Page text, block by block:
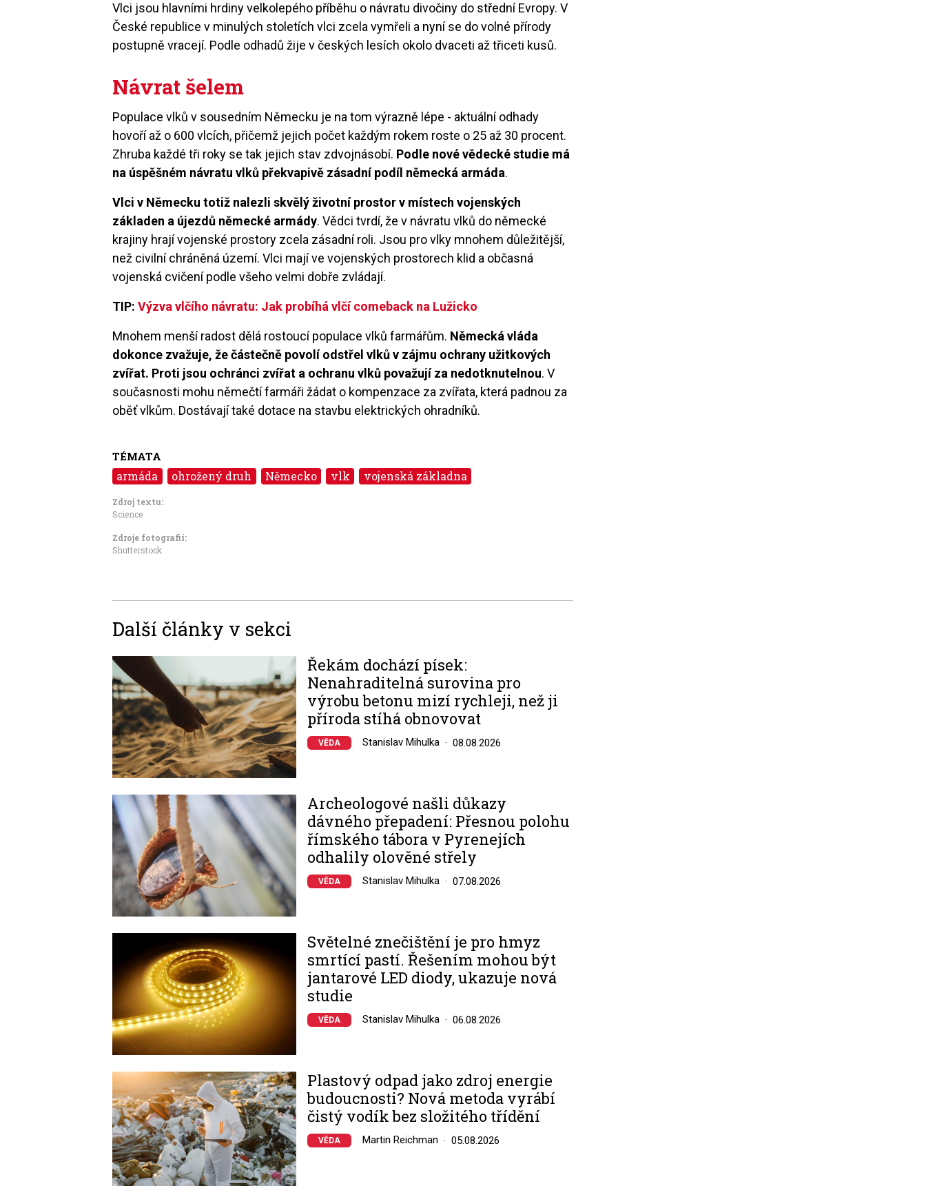
Vlci jsou hlavními hrdiny velkolepého příběhu o návratu divočiny do střední Evropy. V
České republice v minulých stoletích vlci zcela vymřeli a nyní se do volné přírody
postupně vracejí. Podle odhadů žije v českých lesích okolo dvaceti až třiceti kusů.
Návrat šelem
Populace vlků v sousedním Německu je na tom výrazně lépe - aktuální odhady
hovoří až o 600 vlcích, přičemž jejich počet každým rokem roste o 25 až 30 procent.
Zhruba každé tři roky se tak jejich stav zdvojnásobí. Podle nové vědecké studie má
na úspěšném návratu vlků překvapivě zásadní podíl německá armáda.
Vlci v Německu totiž nalezli skvělý životní prostor v místech vojenských
základen a újezdů německé armády. Vědci tvrdí, že v návratu vlků do německé
krajiny hrají vojenské prostory zcela zásadní roli. Jsou pro vlky mnohem důležitější,
než civilní chráněná území. Vlci mají ve vojenských prostorech klid a občasná
vojenská cvičení podle všeho velmi dobře zvládají.
TIP:Výzva vlčího návratu: Jak probíhá vlčí comeback na Lužicko
Mnohem menší radost dělá rostoucí populace vlků farmářům. Německá vláda
dokonce zvažuje, že částečně povolí odstřel vlků v zájmu ochrany užitkových
zvířat. Proti jsou ochránci zvířat a ochranu vlků považují za nedotknutelnou. V
současnosti mohu němečtí farmáři žádat o kompenzace za zvířata, která padnou za
oběť vlkům. Dostávají také dotace na stavbu elektrických ohradníků.
TÉMATA
armáda ohrožený druh Německo vlk vojenská základna
Zdroj textu:
Science
Zdroje fotografii:
Shutterstock
Další články v sekci
Image
Řekám dochází písek:
Nenahraditelná surovina pro
výrobu betonu mizí rychleji, než ji
příroda stíhá obnovovat
VĚDA Stanislav Mihulka 08.08.2026
Image
Archeologové našli důkazy
dávného přepadení: Přesnou polohu
římského tábora v Pyrenejích
odhalily olověné střely
VĚDA Stanislav Mihulka 07.08.2026
Světelné znečištění je pro hmyz
smrtící pastí. Řešením mohou být
jantarové LED diody, ukazuje nová
studie
VĚDA Stanislav Mihulka 06.08.2026
Image
Plastový odpad jako zdroj energie
budoucnosti? Nová metoda vyrábí
čistý vodík bez složitého třídění
VĚDA Martin Reichman 05.08.2026